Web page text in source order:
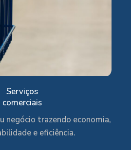
Serviços
comerciais
negócio trazendo economia,
e eficiência.